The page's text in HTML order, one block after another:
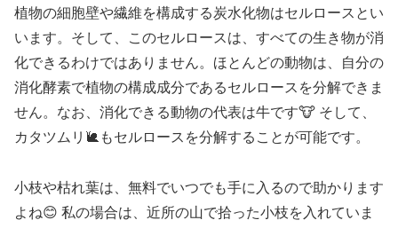
植物の細胞壁や繊維を構成する炭水化物はセルロースとい
います。そして、このセルロースは、すべての生き物が消
化できるわけではありません。ほとんどの動物は、自分の
消化酵素で植物の構成成分であるセルロースを分解できま
せん。なお、消化できる動物の代表は牛です🐮 そして、
カタツムリ🐌もセルロースを分解することが可能です。
小枝や枯れ葉は、無料でいつでも手に入るので助かります
よね😊 私の場合は、近所の山で拾った小枝を入れていま